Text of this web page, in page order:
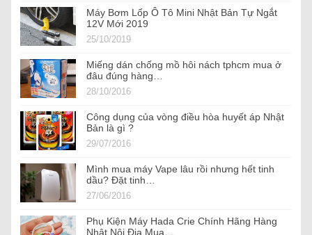
Máy Bơm Lốp Ô Tô Mini Nhật Bản Tự Ngắt
12V Mới 2019
25/10/2019
Miếng dán chống mồ hôi nách tphcm mua ở
đâu đúng hàng…
28/10/2016
Công dụng của vòng điều hòa huyết áp Nhật
Bản là gì ?
29/07/2016
Mình mua máy Vape lâu rồi nhưng hết tinh
dầu? Đặt tinh…
27/06/2016
Phụ Kiện Máy Hada Crie Chính Hãng Hàng
Nhật Nội Địa Mua…